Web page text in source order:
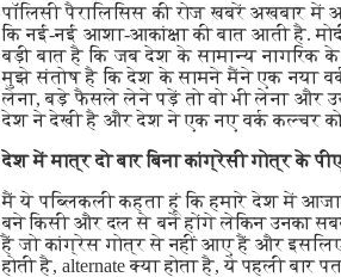
पॉलिसी पैरालिसिस की रोज खबरें अखबार
कि नई-नई आशा-आकांक्षा की बात आती है.
बड़ी बात है कि जब देश के सामान्य
मुझे संतोष है कि देश के सामने मैंने एक नया
लेना, बड़े फैसले लेने पड़ें तो वो भी लेना और
देश ने देखी है और देश ने एक नए वर्क कल्चर
देश में मात्र दो बार बिना कांग्रेसी गोत्र के
मैं ये पब्लिकली कहता हूं कि हमारे देश में
बने किसी और दल से बने होंगे लेकिन उनका
हैं जो कांग्रेस गोत्र से नहीं आए हैं और इसलिए
होती है, alternate क्या होता है, ये पहली बार